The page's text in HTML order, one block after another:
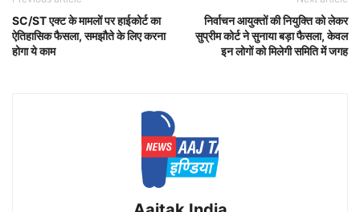
SC/ST एक्ट के मामलों पर हाईकोर्ट का
ऐतिहासिक फैसला, समझौते के लिए करना
होगा ये काम
निर्वाचन आयुक्तों की नियुक्ति को लेकर
सुप्रीम कोर्ट ने सुनाया बड़ा फैसला, केवल
इन लोगों को मिलेगी समिति में जगह